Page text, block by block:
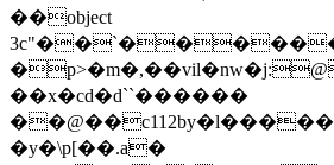
��object
��x�cd�d``������
�y�\p[��.a�